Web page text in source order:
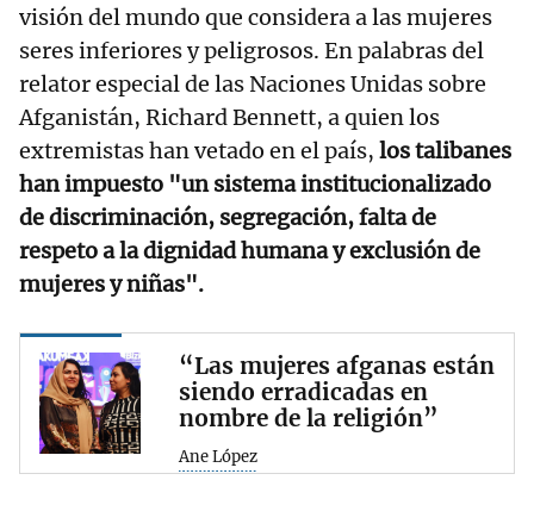
visión del mundo que considera a las mujeres
seres inferiores y peligrosos. En palabras del
relator especial de las Naciones Unidas sobre
Afganistán, Richard Bennett, a quien los
extremistas han vetado en el país, los talibanes
han impuesto "un sistema institucionalizado
de discriminación, segregación, falta de
respeto a la dignidad humana y exclusión de
mujeres y niñas".
“Las mujeres afganas están
siendo erradicadas en
nombre de la religión”
Ane López